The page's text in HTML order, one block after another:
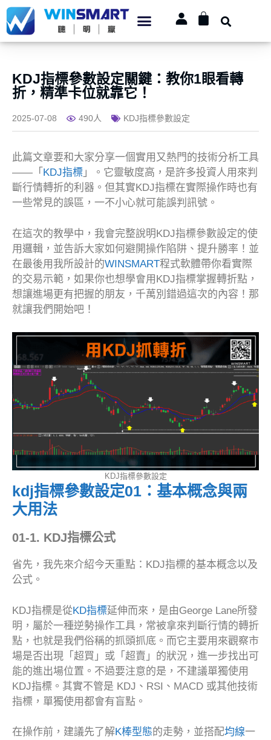
KDJ指標參數設定關鍵：教你1眼看轉
折，精準卡位就靠它！
2025-07-08 490人 KDJ指標參數設定
此篇文章要和大家分享一個實用又熱門的技術分析工具
——「 KDJ指標 」。它靈敏度高，是許多投資人用來判
斷行情轉折的利器。但其實KDJ指標在實際操作時也有
一些常見的誤區，一不小心就可能誤判訊號。
在這次的教學中，我會完整說明KDJ指標參數設定的使
用邏輯，並告訴大家如何避開操作陷阱、提升勝率！並
在最後用我所設計的WINSMART程式軟體帶你看實際
的交易示範，如果你也想學會用KDJ指標掌握轉折點，
想讓進場更有把握的朋友，千萬別錯過這次的內容！那
就讓我們開始吧！
KDJ指標參數設定
kdj指標參數設定01：基本概念與兩
大用法
01-1. KDJ指標公式
省先，我先來介紹今天重點：KDJ指標的基本概念以及
公式。
KDJ指標是從KD指標延伸而來，是由George Lane所發
明，屬於一種逆勢操作工具，常被拿來判斷行情的轉折
點，也就是我們俗稱的抓頭抓底。而它主要用來觀察市
場是否出現「超買」或「超賣」的狀況，進一步找出可
能的進出場位置。不過要注意的是，不建議單獨使用
KDJ指標。其實不管是 KDJ、RSI、MACD 或其他技術
指標，單獨使用都會有盲點。
在操作前，建議先了解K棒型態的走勢，並搭配均線一